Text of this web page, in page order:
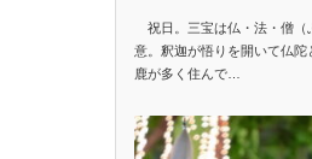
祝日。三宝は仏・法・僧（
意。釈迦が悟りを開いて仏陀
鹿が多く住んで…